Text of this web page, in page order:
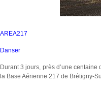
AREA217
Danser
Durant 3 jours, près d’une
la Base Aérienne 217 de Brétigny-